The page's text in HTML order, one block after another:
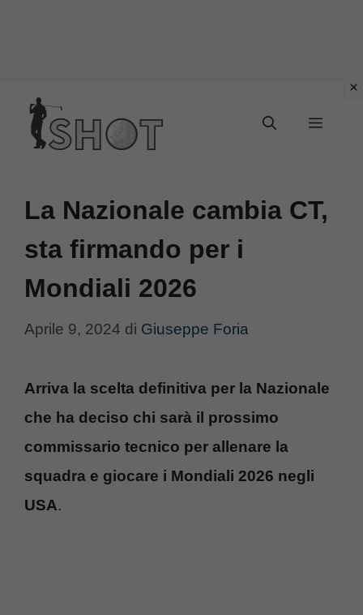
contenuto
Menu
La Nazionale cambia CT,
sta firmando per i
Mondiali 2026
Aprile 9, 2024 di Giuseppe Foria
Arriva la scelta definitiva per la Nazionale
che ha deciso chi sarà il prossimo
commissario tecnico per allenare la
squadra e giocare i Mondiali 2026 negli
USA.